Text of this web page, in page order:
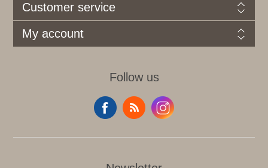
Customer service
My account
Follow us